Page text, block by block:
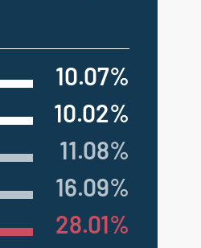
10.07%
10.02%
11.08%
16.09%
28.01%